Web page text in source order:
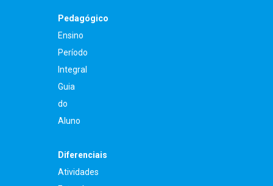
Pedagógico
Ensino
Período
Integral
Guia
do
Aluno
Diferenciais
Atividades